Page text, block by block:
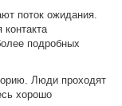
поток ожидания.
подробных
Люди проходят
хорошо